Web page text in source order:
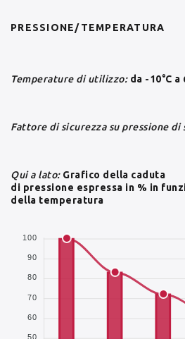
PRESSIONE/TEMPERATURA
Temperature di utilizzo: da -10°C a
Fattore di sicurezza su pressione di
Qui a lato: Grafico della caduta
di pressione espressa in % in
della temperatura
100
90
80
70
60